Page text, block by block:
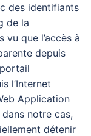
des identifiants
de la
que l’accès à
depuis
l’Internet
Application
notre cas,
détenir